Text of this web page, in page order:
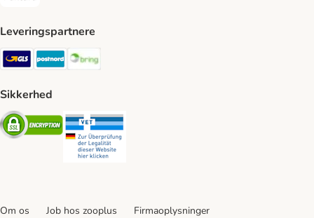
Leveringspartnere
GLS Shipping Method
Postnord Shipping Method
Sikkerhed
Security
Om os Job hos zooplus
Firmaoplysninger